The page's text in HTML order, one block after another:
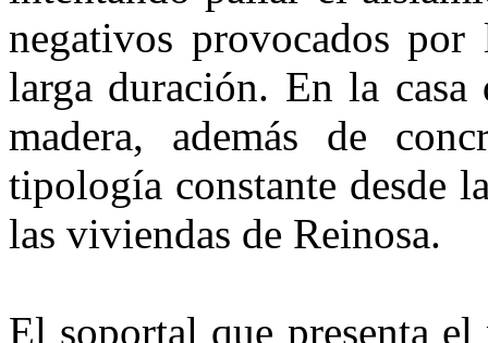
negativos provocados por
larga duración. En la
madera, además de
tipología cons­tante desde
las viviendas de Reinosa.
El soportal que presenta